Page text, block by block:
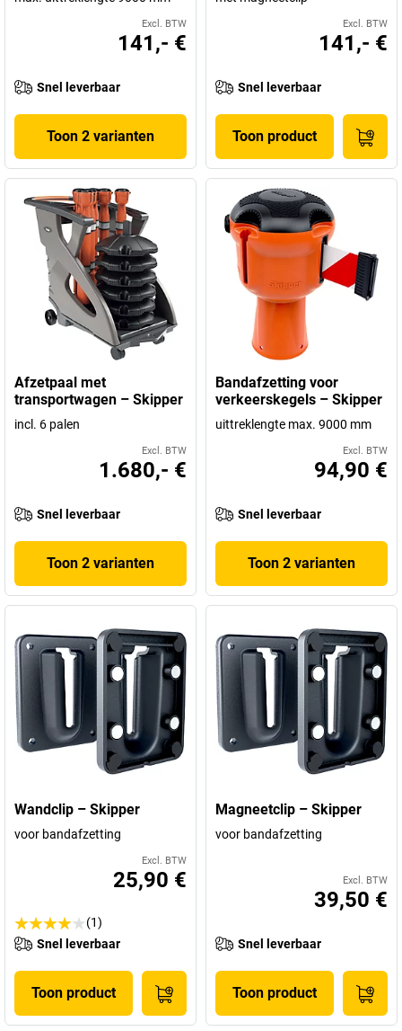
Excl. BTW
141,- €
Snel leverbaar
Toon 2 varianten
Excl. BTW
141,- €
Snel leverbaar
Toon product
Afzetpaal met
transportwagen – Skipper
incl. 6 palen
Excl. BTW
1.680,- €
Snel leverbaar
Toon 2 varianten
Bandafzetting voor
verkeerskegels – Skipper
uittreklengte max. 9000 mm
Excl. BTW
94,90 €
Snel leverbaar
Toon 2 varianten
Wandclip – Skipper
voor bandafzetting
Excl. BTW
25,90 €
(1)
Snel leverbaar
Toon product
Magneetclip – Skipper
voor bandafzetting
Excl. BTW
39,50 €
Snel leverbaar
Toon product